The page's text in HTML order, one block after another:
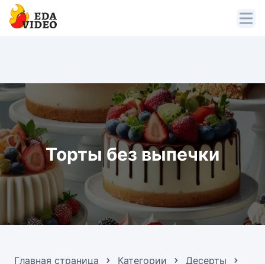
Торты без выпечки
Главная страница Категории
Десерты